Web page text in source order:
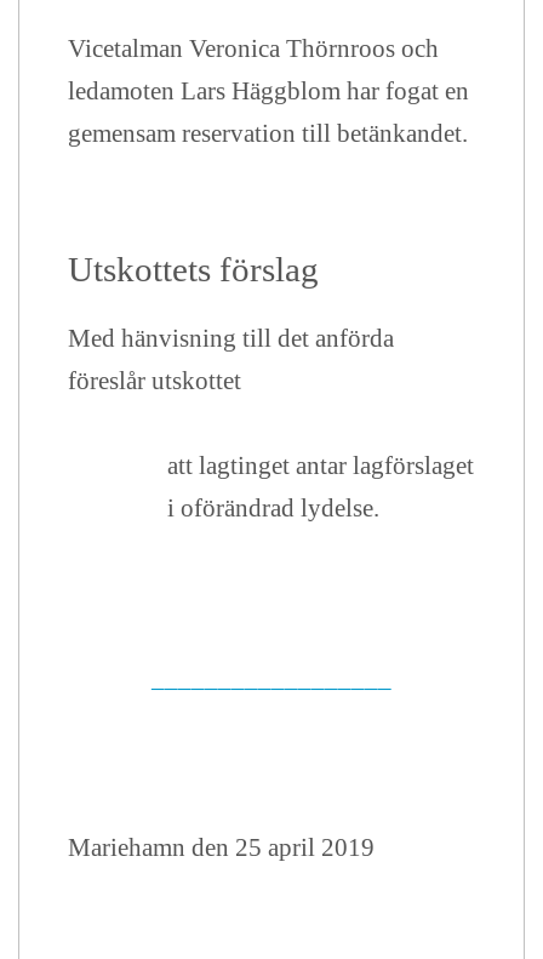
Vicetalman Veronica Thörnroos och
ledamoten Lars Häggblom har fogat en
gemensam reservation till betänkandet.
Utskottets förslag
Med hänvisning till det anförda
föreslår utskottet
att lagtinget antar lagförslaget
i oförändrad lydelse.
Mariehamn den 25 april 2019